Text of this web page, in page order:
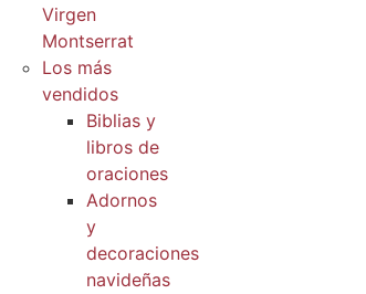
Virgen
Montserrat
Los más
vendidos
Biblias y
libros de
oraciones
Adornos
y
decoraciones
navideñas